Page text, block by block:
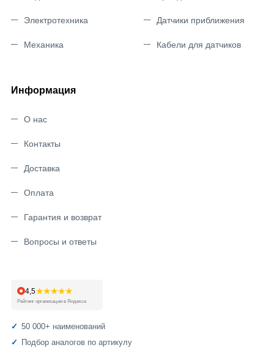
Электротехника
Механика
Датчики приближения
Кабели для датчиков
Информация
О нас
Контакты
Доставка
Оплата
Гарантия и возврат
Вопросы и ответы
4,5★★★★★
Рейтинг организации в Яндексе
50 000+ наименований
Подбор аналогов по артикулу